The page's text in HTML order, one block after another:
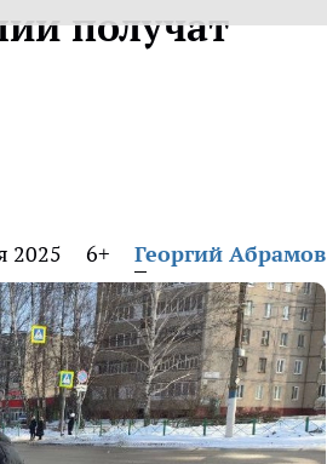
получат
2025 6+ Георгий Абрамов